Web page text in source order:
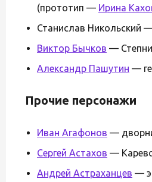
(прототип — Ирина
Станислав Никольский
Виктор Бычков —
Александр Пашутин —
Прочие персонажи
Иван Агафонов —
Сергей Астахов —
Андрей Астраханцев —